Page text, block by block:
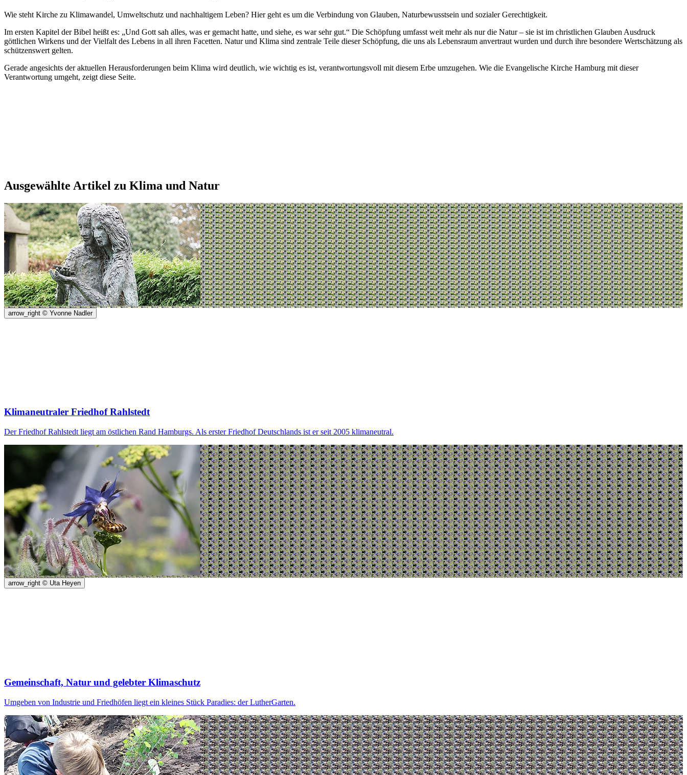
Wie steht Kirche zu Klimawandel, Umweltschutz und nachhaltigem Leben? Hier geht es um die Verbindung von Glauben, Naturbewusstsein und sozialer Gerechtigkeit.
Im ersten Kapitel der Bibel heißt es: „Und Gott sah alles, was er gemacht hatte, und siehe, es war sehr gut.“ Die Schöpfung umfasst weit mehr als nur die Natur – sie ist im christlichen Glauben Ausdruck
göttlichen Wirkens und der Vielfalt des Lebens in all ihren Facetten. Natur und Klima sind zentrale Teile dieser Schöpfung, die uns als Lebensraum anvertraut wurden und durch ihre besondere Wertschätzung als
schützenswert gelten.
Gerade angesichts der aktuellen Herausforderungen beim Klima wird deutlich, wie wichtig es ist, verantwortungsvoll mit diesem Erbe umzugehen. Wie die Evangelische Kirche Hamburg mit dieser
Verantwortung umgeht, zeigt diese Seite.
Ausgewählte Artikel zu Klima und Natur
arrow_right © Yvonne Nadler
Klimaneutraler Friedhof Rahlstedt
Der Friedhof Rahlstedt liegt am östlichen Rand Hamburgs. Als erster Friedhof Deutschlands ist er seit 2005 klimaneutral.
arrow_right © Uta Heyen
Gemeinschaft, Natur und gelebter Klimaschutz
Umgeben von Industrie und Friedhöfen liegt ein kleines Stück Paradies: der LutherGarten.